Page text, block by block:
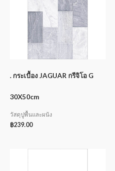
. กระเบื้อง JAGUAR กรีจิโอ G
30X50cm
วัสดุปูพื้นและผนัง
฿239.00